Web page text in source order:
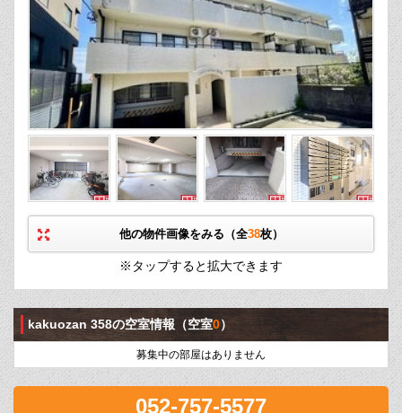
他の物件画像をみる（全38枚）
※タップすると拡大できます
kakuozan 358の空室情報 （空室0）
募集中の部屋はありません
052-757-5577